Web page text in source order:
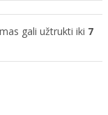
gali užtrukti iki 7